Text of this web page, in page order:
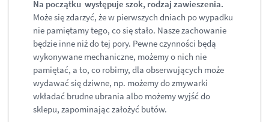
Na początku występuje szok, rodzaj zawieszenia.
Może się zdarzyć, że w pierwszych dniach po wypadku
nie pamiętamy tego, co się stało. Nasze zachowanie
będzie inne niż do tej pory. Pewne czynności będą
wykonywane mechaniczne, możemy o nich nie
pamiętać, a to, co robimy, dla obserwujących może
wydawać się dziwne, np. możemy do zmywarki
wkładać brudne ubrania albo możemy wyjść do
sklepu, zapominając założyć butów.